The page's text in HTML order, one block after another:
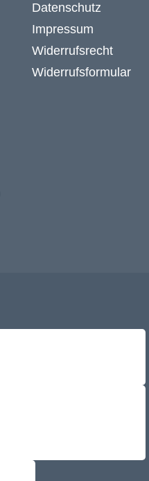
Datenschutz
Impressum
Widerrufsrecht
Widerrufsformular